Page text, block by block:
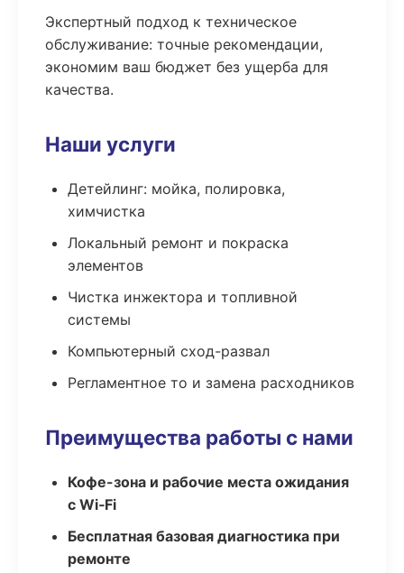
Экспертный подход к техническое
обслуживание: точные рекомендации,
экономим ваш бюджет без ущерба для
качества.
Наши услуги
Детейлинг: мойка, полировка,
химчистка
Локальный ремонт и покраска
элементов
Чистка инжектора и топливной
системы
Компьютерный сход-развал
Регламентное то и замена расходников
Преимущества работы с нами
Кофе-зона и рабочие места ожидания
с Wi‑Fi
Бесплатная базовая диагностика при
ремонте